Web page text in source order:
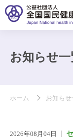
お知らせ
ホーム お知らせ
2026年08月04日